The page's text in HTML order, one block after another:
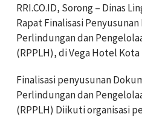
RRI.CO.ID, Sorong – Dinas
Rapat Finalisasi
Perlindungan dan
(RPPLH), di Vega Hotel Kota
Finalisasi penyusunan
Perlindungan dan
(RPPLH) Diikuti organisasi